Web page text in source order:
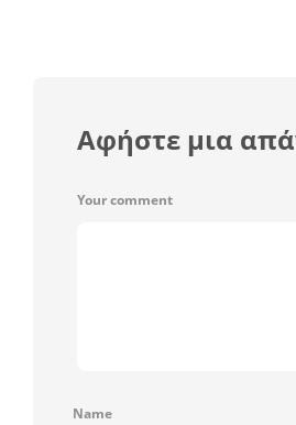
Αφήστε μια
Your comment
Name